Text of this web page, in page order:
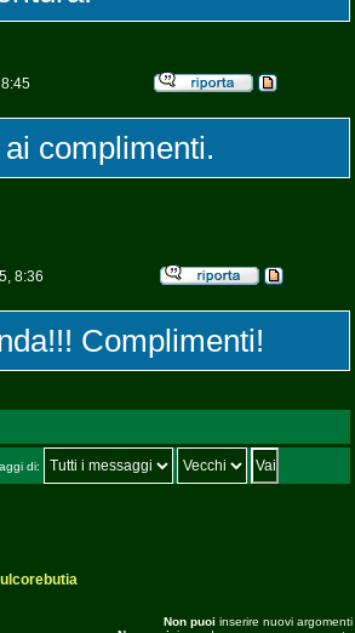
complimenti.
8:36
Complimenti!
di:
Non puoi inserire nuovi argomenti